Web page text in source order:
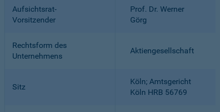
Aufsichtsrat-
Vorsitzender
Prof. Dr. Werner
Görg
Rechtsform des
Unternehmens
Aktiengesellschaft
Sitz
Köln; Amtsgericht
Köln HRB 56769